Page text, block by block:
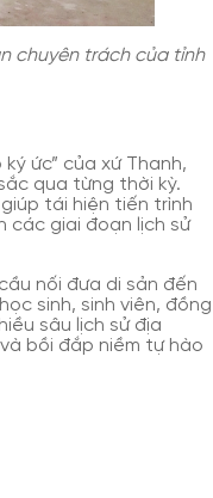
chuyên trách của tỉnh
ức” của xứ Thanh,
qua từng thời kỳ.
tái hiện tiến trình
các giai đoạn lịch sử
nối đưa di sản đến
sinh, sinh viên, đồng
sâu lịch sử địa
bồi đắp niềm tự hào